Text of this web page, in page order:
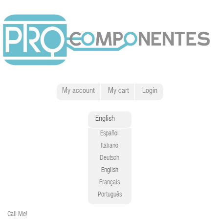
My account My cart Login
English
Español
Italiano
Deutsch
English
Français
Português
Call Me!